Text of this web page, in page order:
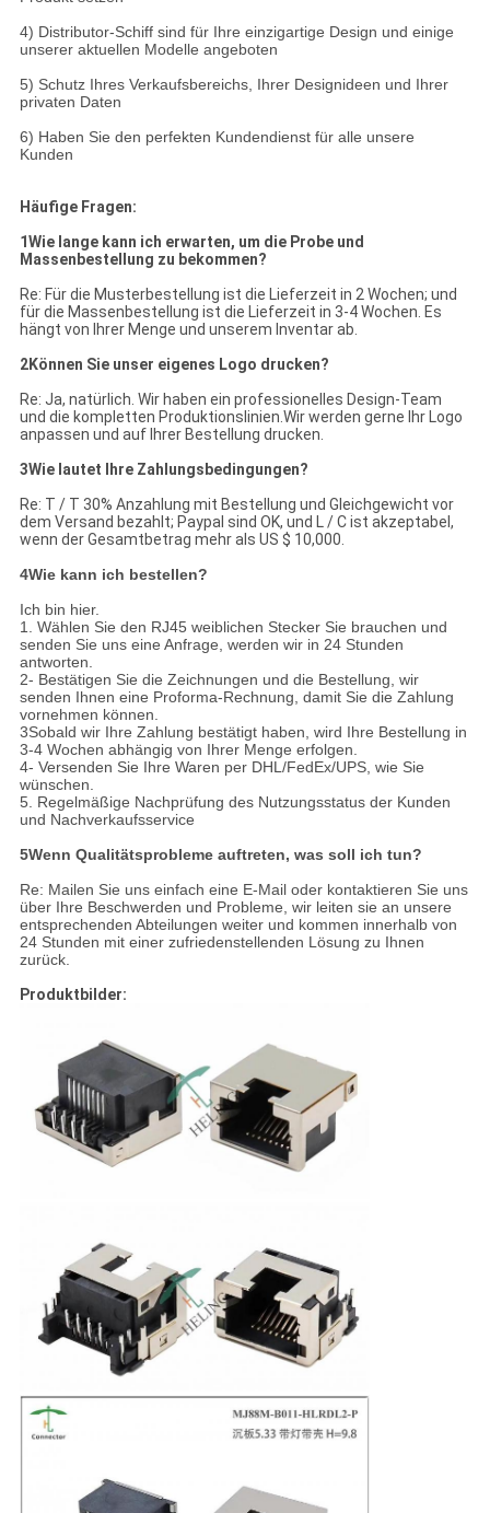
4) Distributor-Schiff sind für Ihre einzigartige Design und einige
unserer aktuellen Modelle angeboten
5) Schutz Ihres Verkaufsbereichs, Ihrer Designideen und Ihrer
privaten Daten
6) Haben Sie den perfekten Kundendienst für alle unsere
Kunden
Häufige Fragen:
1Wie lange kann ich erwarten, um die Probe und
Massenbestellung zu bekommen?
Re: Für die Musterbestellung ist die Lieferzeit in 2 Wochen; und
für die Massenbestellung ist die Lieferzeit in 3-4 Wochen. Es
hängt von Ihrer Menge und unserem Inventar ab.
2Können Sie unser eigenes Logo drucken?
Re: Ja, natürlich. Wir haben ein professionelles Design-Team
und die kompletten Produktionslinien.Wir werden gerne Ihr Logo
anpassen und auf Ihrer Bestellung drucken.
3Wie lautet Ihre Zahlungsbedingungen?
Re: T / T 30% Anzahlung mit Bestellung und Gleichgewicht vor
dem Versand bezahlt; Paypal sind OK, und L / C ist akzeptabel,
wenn der Gesamtbetrag mehr als US $ 10,000.
4Wie kann ich bestellen?
Ich bin hier.
1. Wählen Sie den RJ45 weiblichen Stecker Sie brauchen und
senden Sie uns eine Anfrage, werden wir in 24 Stunden
antworten.
2- Bestätigen Sie die Zeichnungen und die Bestellung, wir
senden Ihnen eine Proforma-Rechnung, damit Sie die Zahlung
vornehmen können.
3Sobald wir Ihre Zahlung bestätigt haben, wird Ihre Bestellung in
3-4 Wochen abhängig von Ihrer Menge erfolgen.
4- Versenden Sie Ihre Waren per DHL/FedEx/UPS, wie Sie
wünschen.
5. Regelmäßige Nachprüfung des Nutzungsstatus der Kunden
und Nachverkaufsservice
5Wenn Qualitätsprobleme auftreten, was soll ich tun?
Re: Mailen Sie uns einfach eine E-Mail oder kontaktieren Sie uns
über Ihre Beschwerden und Probleme, wir leiten sie an unsere
entsprechenden Abteilungen weiter und kommen innerhalb von
24 Stunden mit einer zufriedenstellenden Lösung zu Ihnen
zurück.
Produktbilder: